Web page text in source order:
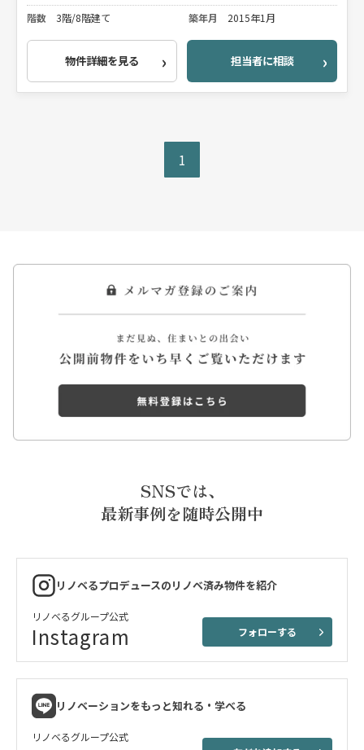
階数
3階/8階建て 築年月 2015年1月
物件詳細を見る 担当者に相談
1
SNSでは、
最新事例を随時公開中
リノベるプロデュースのリノベ済み物件を紹介
リノベるグループ公式
Instagram フォローする
リノベーションをもっと知れる・学べる
リノベるグループ公式